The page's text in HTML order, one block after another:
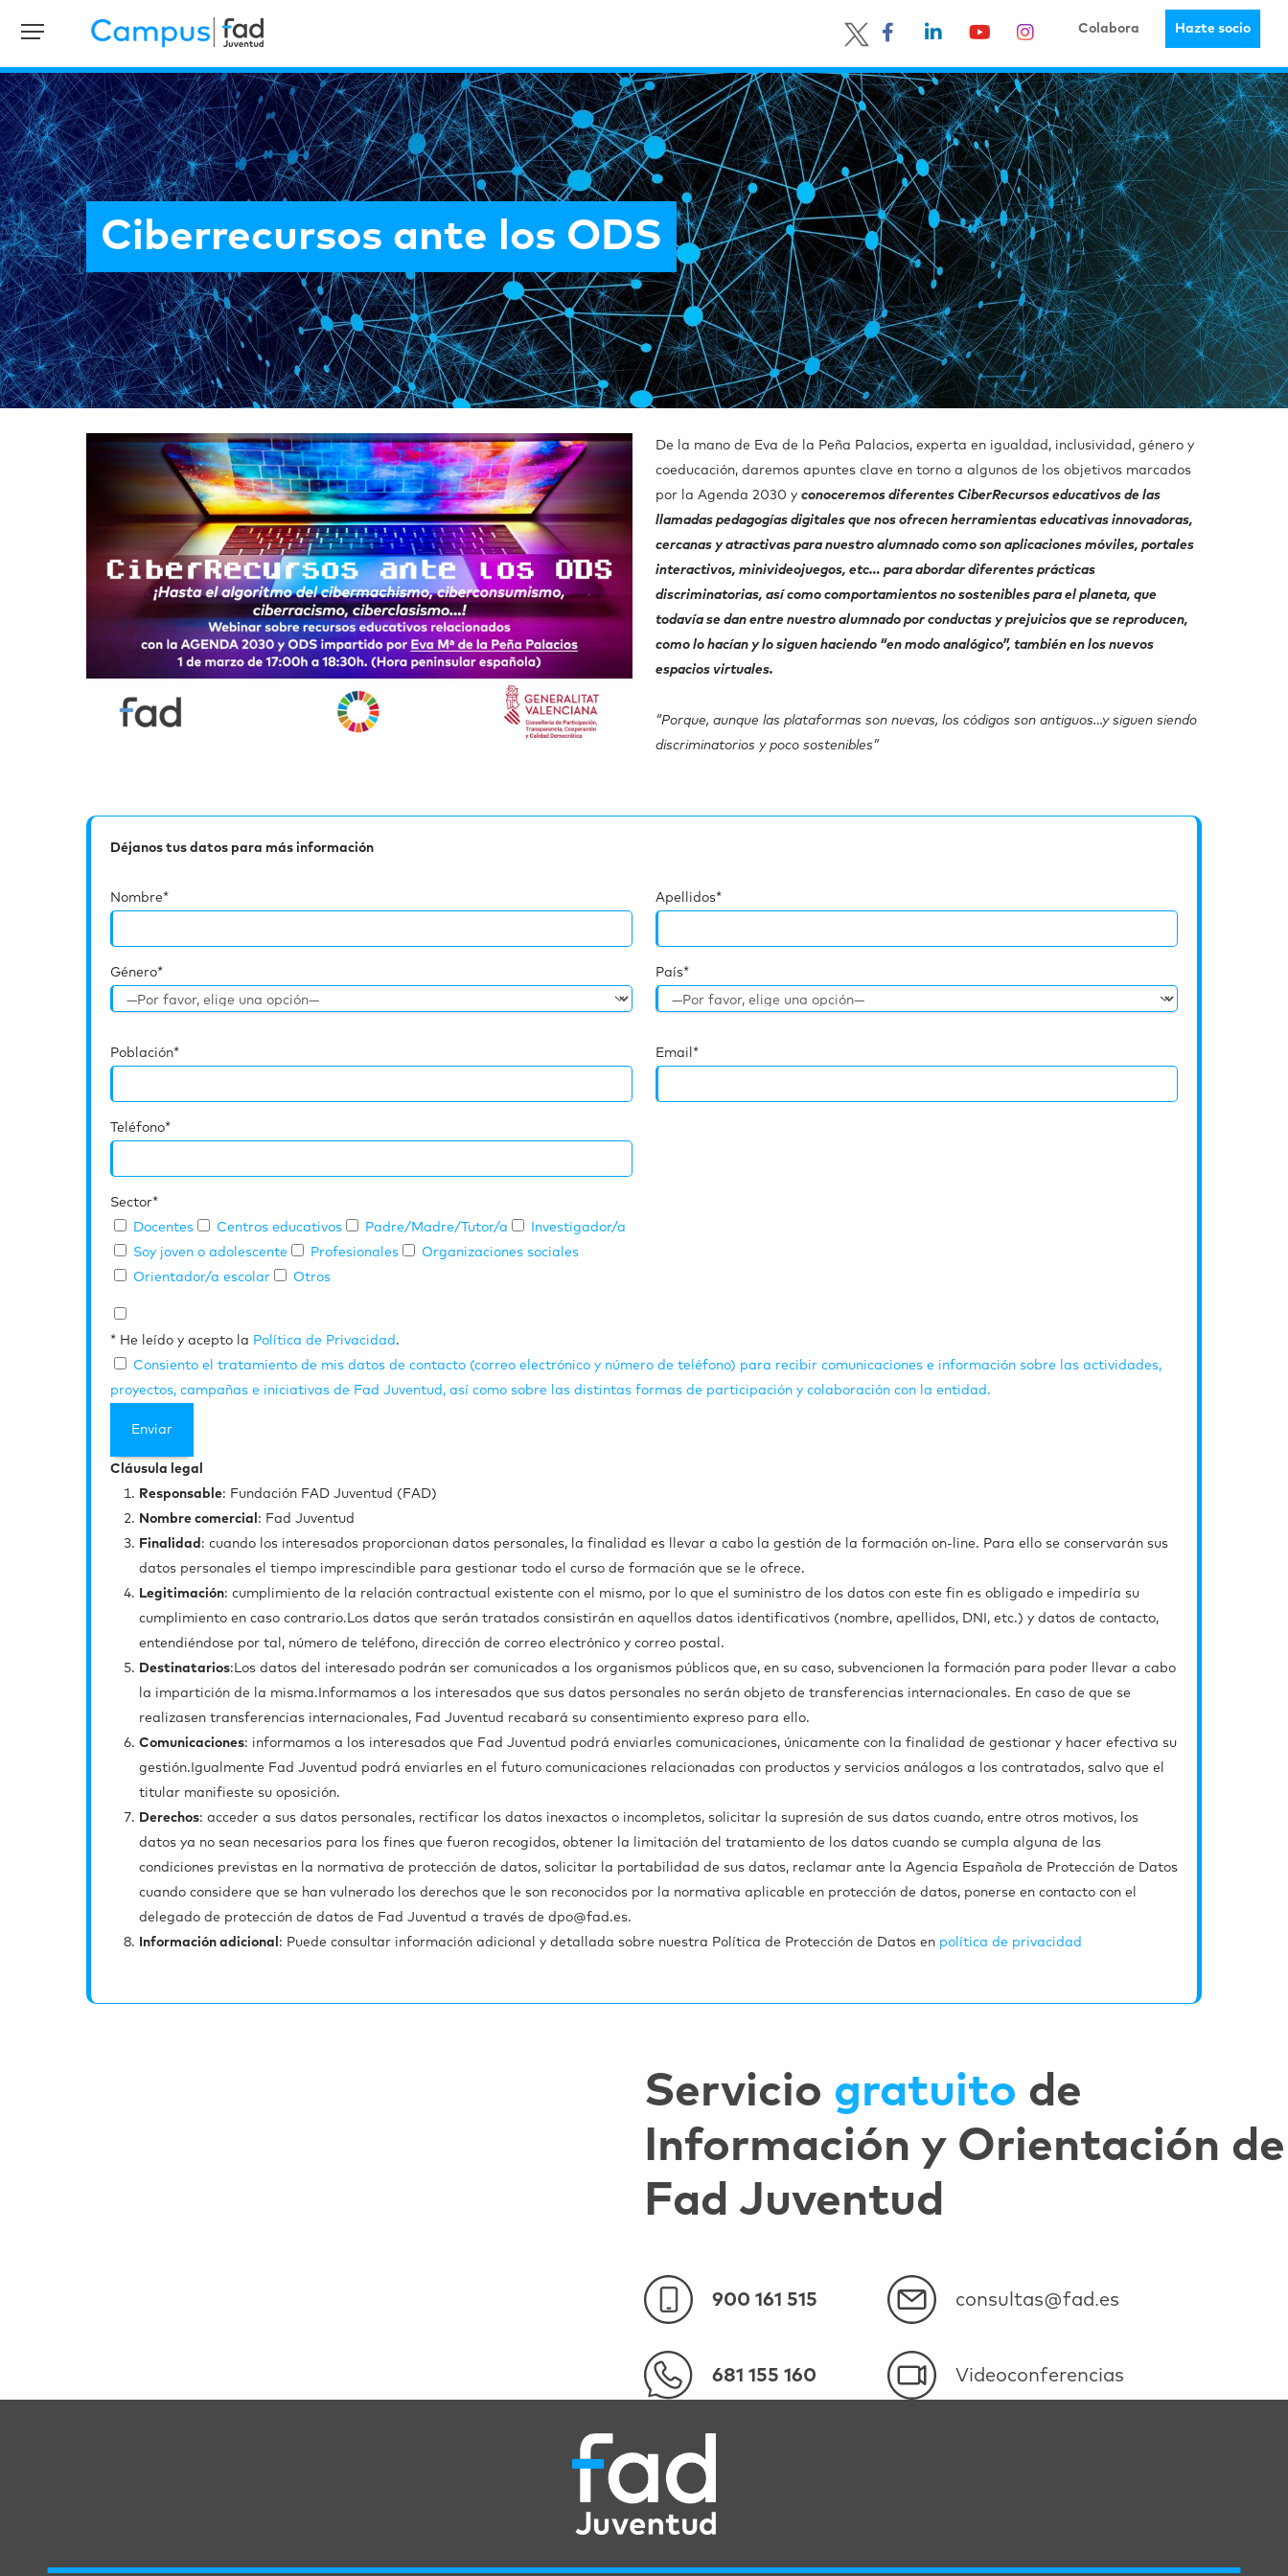
Colabora Hazte socio
Ciberrecursos ante los ODS
De la mano de Eva de la Peña Palacios, experta en igualdad, inclusividad, género y
coeducación, daremos apuntes clave en torno a algunos de los objetivos marcados
por la Agenda 2030 yconoceremos diferentes CiberRecursos educativos de las
llamadas pedagogías digitales que nos ofrecen herramientas educativas innovadoras,
cercanas y atractivas para nuestro alumnado como son aplicaciones móviles, portales
interactivos, minivideojuegos, etc… para abordar diferentes prácticas
discriminatorias, así como comportamientos no sostenibles para el planeta, que
todavía se dan entre nuestro alumnado por conductas y prejuicios que se reproducen,
como lo hacían y lo siguen haciendo “en modo analógico”, también en los nuevos
espacios virtuales.
“Porque, aunque las plataformas son nuevas, los códigos son antiguos…y siguen siendo
discriminatorios y poco sostenibles”
Déjanos tus datos para más información
Nombre* Apellidos*
Género* País*
Población* Email*
Teléfono*
Sector*
Docentes
Centros educativos Padre/Madre/Tutor/a
Investigador/a
Soy joven o adolescente
Profesionales
Organizaciones sociales
Orientador/a escolar
Otros
* He leído y acepto la Política de Privacidad .
Consiento el tratamiento de mis datos de contacto (correo electrónico y número de teléfono) para recibir comunicaciones e información sobre las actividades,
proyectos, campañas e iniciativas de Fad Juventud, así como sobre las distintas formas de participación y colaboración con la entidad.
Cláusula legal
Responsable: Fundación FAD Juventud (FAD)
Nombre comercial : Fad Juventud
Finalidad : cuando los interesados proporcionan datos personales, la finalidad es llevar a cabo la gestión de la formación on-line. Para ello se conservarán sus
datos personales el tiempo imprescindible para gestionar todo el curso de formación que se le ofrece.
Legitimación: cumplimiento de la relación contractual existente con el mismo, por lo que el suministro de los datos con este fin es obligado e impediría su
cumplimiento en caso contrario.Los datos que serán tratados consistirán en aquellos datos identificativos (nombre, apellidos, DNI, etc.) y datos de contacto,
entendiéndose por tal, número de teléfono, dirección de correo electrónico y correo postal.
Destinatarios:Los datos del interesado podrán ser comunicados a los organismos públicos que, en su caso, subvencionen la formación para poder llevar a cabo
la impartición de la misma.Informamos a los interesados que sus datos personales no serán objeto de transferencias internacionales. En caso de que se
realizasen transferencias internacionales, Fad Juventud recabará su consentimiento expreso para ello.
Comunicaciones: informamos a los interesados que Fad Juventud podrá enviarles comunicaciones, únicamente con la finalidad de gestionar y hacer efectiva su
gestión.Igualmente Fad Juventud podrá enviarles en el futuro comunicaciones relacionadas con productos y servicios análogos a los contratados, salvo que el
titular manifieste su oposición.
Derechos: acceder a sus datos personales, rectificar los datos inexactos o incompletos, solicitar la supresión de sus datos cuando, entre otros motivos, los
datos ya no sean necesarios para los fines que fueron recogidos, obtener la limitación del tratamiento de los datos cuando se cumpla alguna de las
condiciones previstas en la normativa de protección de datos, solicitar la portabilidad de sus datos, reclamar ante la Agencia Española de Protección de Datos
cuando considere que se han vulnerado los derechos que le son reconocidos por la normativa aplicable en protección de datos, ponerse en contacto con el
delegado de protección de datos de Fad Juventud a través de dpo@fad.es.
Información adicional : Puede consultar información adicional y detallada sobre nuestra Política de Protección de Datos en política de privacidad
Servicio gratuito de
Información y Orientación de
Fad Juventud
900 161 515 consultas@fad.es
681 155 160 Videoconferencias